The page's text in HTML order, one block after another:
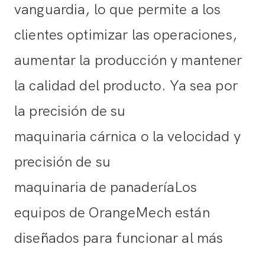
vanguardia, lo que permite a los
clientes optimizar las operaciones,
aumentar la producción y mantener
la calidad del producto. Ya sea por
la precisión de su
maquinaria cárnica o la velocidad y
precisión de su
maquinaria de panaderíaLos
equipos de OrangeMech están
diseñados para funcionar al más